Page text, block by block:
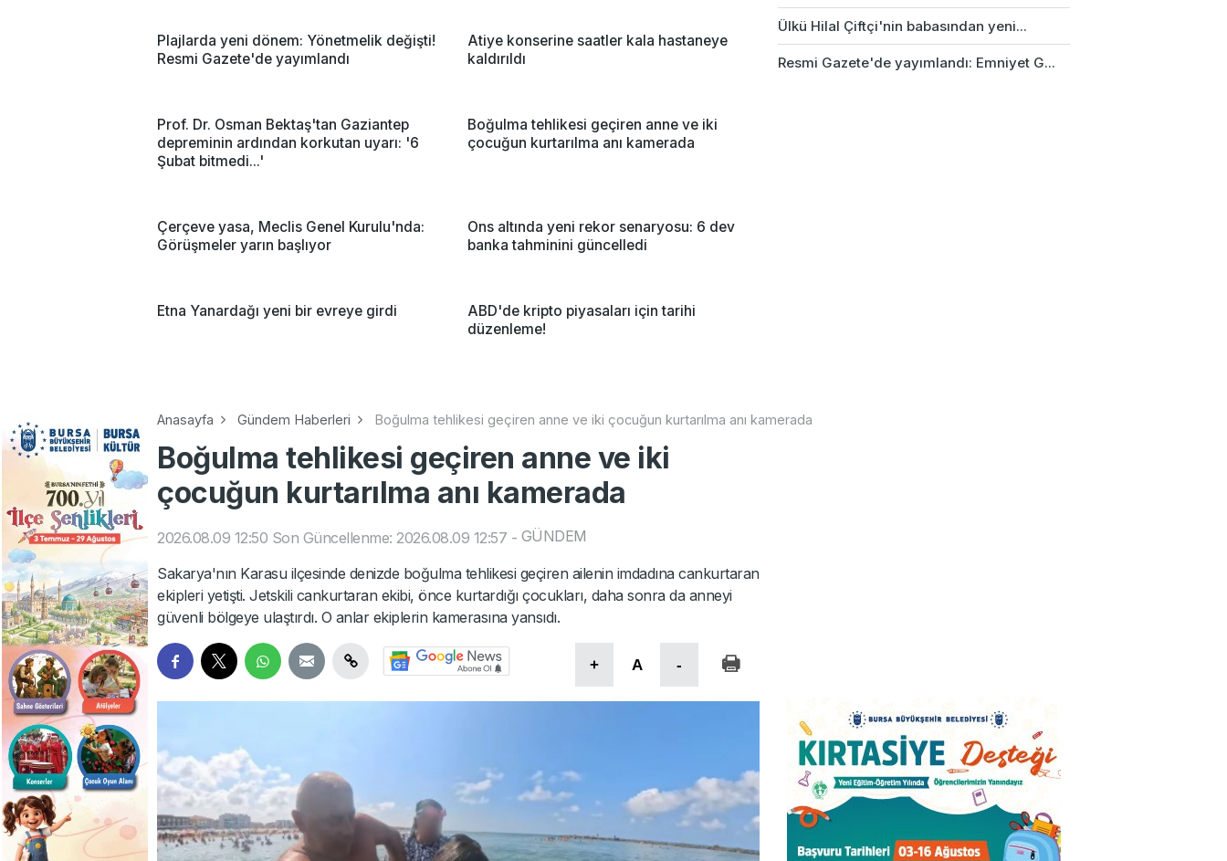
Plajlarda yeni dönem: Yönetmelik değişti!
Resmi Gazete'de yayımlandı
Atiye konserine saatler kala hastaneye
kaldırıldı
Prof. Dr. Osman Bektaş'tan Gaziantep
depreminin ardından korkutan uyarı: '6
Şubat bitmedi...'
Boğulma tehlikesi geçiren anne ve iki
çocuğun kurtarılma anı kamerada
Çerçeve yasa, Meclis Genel Kurulu'nda:
Görüşmeler yarın başlıyor
Ons altında yeni rekor senaryosu: 6 dev
banka tahminini güncelledi
Etna Yanardağı yeni bir evreye girdi
ABD'de kripto piyasaları için tarihi
düzenleme!
Ülkü Hilal Çiftçi'nin babasından yeni...
Resmi Gazete'de yayımlandı: Emniyet G...
Anasayfa Gündem Haberleri Boğulma tehlikesi geçiren anne ve iki çocuğun kurtarılma anı kamerada
Boğulma tehlikesi geçiren anne ve iki
çocuğun kurtarılma anı kamerada
2026.08.09 12:50 Son Güncellenme: 2026.08.09 12:57 - GÜNDEM
Sakarya'nın Karasu ilçesinde denizde boğulma tehlikesi geçiren ailenin imdadına cankurtaran
ekipleri yetişti. Jetskili cankurtaran ekibi, önce kurtardığı çocukları, daha sonra da anneyi
güvenli bölgeye ulaştırdı. O anlar ekiplerin kamerasına yansıdı.
+ A -